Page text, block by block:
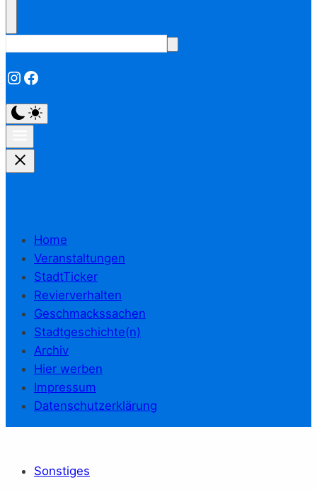
Instagram
Facebook
Home
Veranstaltungen
StadtTicker
Revierverhalten
Geschmackssachen
Stadtgeschichte(n)
Archiv
Hier werben
Impressum
Datenschutzerklärung
Sonstiges